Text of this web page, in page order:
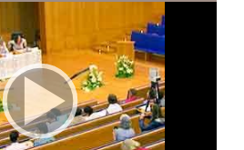
Intervención de Mª José Caride
25 de xuño de 2015